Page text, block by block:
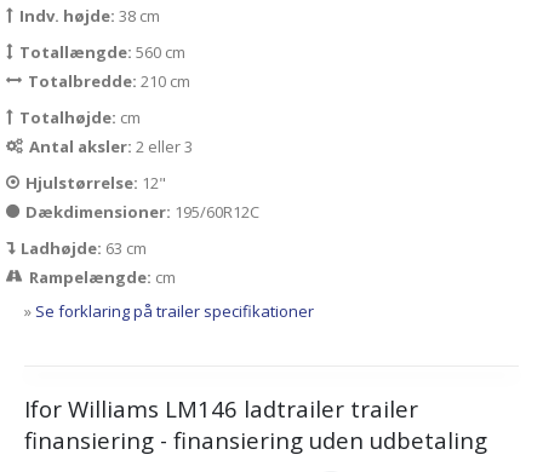
Indv. højde: 38 cm
Totallængde: 560 cm
Totalbredde: 210 cm
Totalhøjde: cm
Antal aksler: 2 eller 3
Hjulstørrelse: 12"
Dækdimensioner: 195/60R12C
Ladhøjde: 63 cm
Rampelængde: cm
» Se forklaring på trailer specifikationer
Ifor Williams LM146 ladtrailer trailer
finansiering - finansiering uden udbetaling